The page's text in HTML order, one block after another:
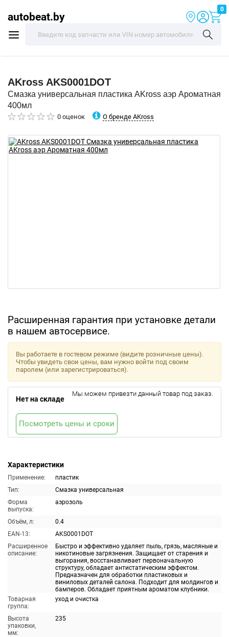
autobeat.by
0
AKross AKS0001DOT
Смазка универсальная пластика AKross аэр Ароматная
400мл
0 оценок О бренде AKross
Расширенная гарантия при установке детали
в нашем автосервисе.
Характеристики
Применение:
пластик
Тип:
Смазка универсальная
Форма
выпуска:
аэрозоль
Объём, л:
0.4
EAN-13:
AKS0001DOT
Расширенное
описание:
Быстро и эффективно удаляет пыль, грязь, масляные и
никотиновые загрязнения. Защищает от старения и
выгорания, восстанавливает первоначальную
структуру, обладает антистатическим эффектом.
Предназначен для обработки пластиковых и
виниловых деталей салона. Подходит для молдингов и
бамперов. Обладает приятным ароматом клубники.
Товарная
группа:
уход и очистка
Высота
упаковки,
мм:
235
Вы работаете в гостевом режиме (видите розничные цены).
Чтобы увидеть свои цены, вам нужно войти под своим
паролем (или зарегистрироваться).
Нет на складе
Мы можем привезти данный товар под заказ.
Посмотреть цены и сроки